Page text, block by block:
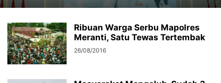
Ribuan Warga Serbu Mapolres
Meranti, Satu Tewas Tertembak
26/08/2016